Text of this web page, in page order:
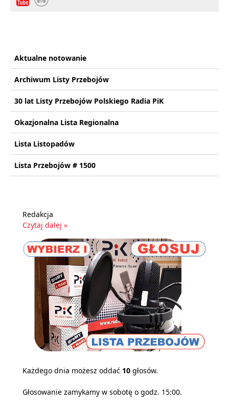
Aktualne notowanie
Archiwum Listy Przebojów
30 lat Listy Przebojów Polskiego Radia PiK
Okazjonalna Lista Regionalna
Lista Listopadów
Lista Przebojów # 1500
Redakcja
Czytaj dalej »
Każdego dnia możesz oddać 10 głosów.
Głosowanie zamykamy w sobotę o godz. 15:00.